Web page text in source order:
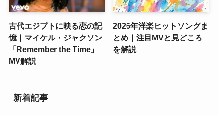
古代エジプトに映る恋の記
憶｜マイケル・ジャクソン
「Remember the Time」
MV解説
2026年洋楽ヒットソングま
とめ｜注目MVと見どころ
を解説
新着記事